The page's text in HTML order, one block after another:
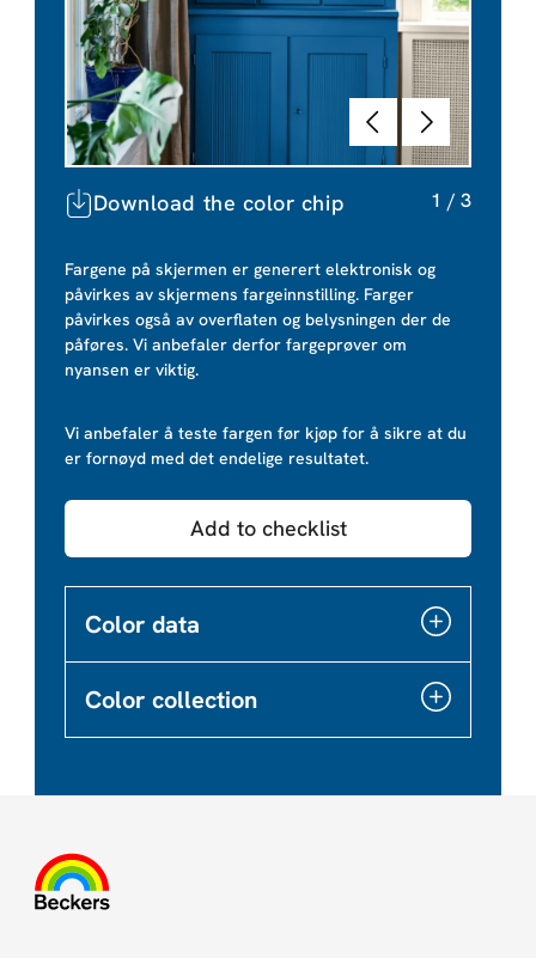
TilbakeNeste
Download the color chip 1 / 3
Fargene på skjermen er generert elektronisk og
påvirkes av skjermens fargeinnstilling. Farger
påvirkes også av overflaten og belysningen der de
påføres. Vi anbefaler derfor fargeprøver om
nyansen er viktig.
Vi anbefaler å teste fargen før kjøp for å sikre at du
er fornøyd med det endelige resultatet.
Add to checklist
Color data
Color collection